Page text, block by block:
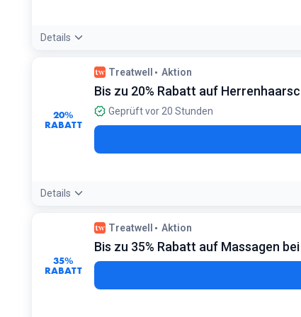
Details
Angebotsdetails:
Wähle den digitalen Gutschein für den
Bedingungen:
Geschenkkarten sind ab Kaufdatum 5 Jahre lang gültig
20%
RABATT
Treatwell Aktion
Bis zu 20% Rabatt auf
Geprüft vor 20 Stunden
Details
Angebotsdetails:
Kombiniere Haarschnitt und
Bedingungen:
Gilt für Herren-Services während der Nebenzeiten
35%
RABATT
Treatwell Aktion
Bis zu 35% Rabatt auf Massagen